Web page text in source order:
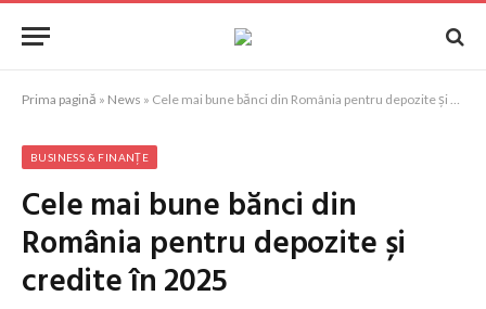
Prima pagină » News » Cele mai bune bănci din România pentru depozite și credite în 2025
BUSINESS & FINANȚE
Cele mai bune bănci din
România pentru depozite și
credite în 2025